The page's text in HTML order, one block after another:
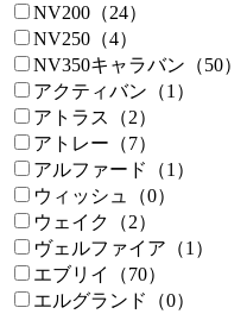
NV200（24）
NV250（4）
NV350キャラバン（50）
アクティバン（1）
アトラス（2）
アトレー（7）
アルファード（1）
ウィッシュ（0）
ウェイク（2）
ヴェルファイア（1）
エブリイ（70）
エルグランド（0）